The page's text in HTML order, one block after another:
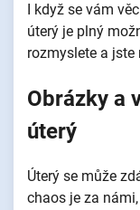
I když se vám
úterý je plný
rozmyslete a jste
Obrázky a
úterý
Úterý se může
chaos je za